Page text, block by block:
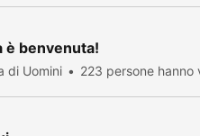
è benvenuta!
di Uomini 223 persone hanno